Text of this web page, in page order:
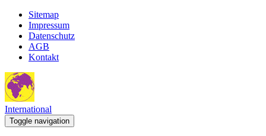
Sitemap
Impressum
Datenschutz
AGB
Kontakt
International
Toggle navigation